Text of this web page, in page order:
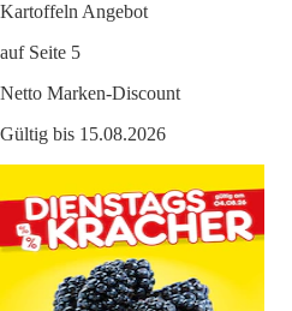
Kartoffeln Angebot
auf Seite 5
Netto Marken-Discount
Gültig bis 15.08.2026